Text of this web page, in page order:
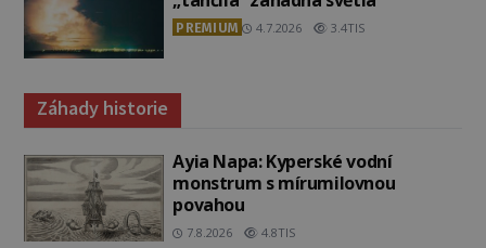
PREMIUM 4.7.2026 3.4TIS
Záhady historie
Ayia Napa: Kyperské vodní
monstrum s mírumilovnou
povahou
7.8.2026 4.8TIS